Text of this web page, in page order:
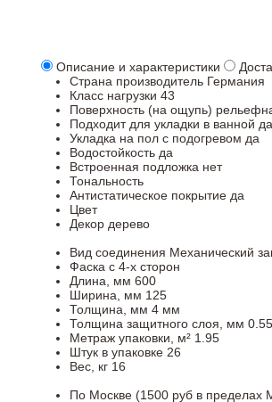
Описание и характеристики
Страна производитель Германия
Класс нагрузки 43
Поверхность (на ощупь)
Подходит для укладки в ванной да
Укладка на пол c подогревом да
Водостойкость да
Встроенная подложка нет
Тональность
Антистатическое покрытие да
Цвет
Декор дерево
Вид соединения Механический
Фаска с 4-х сторон
Длина, мм 600
Ширина, мм 125
Толщина, мм 4 мм
Толщина защитного слоя, мм
Метраж упаковки, м² 1.95
Штук в упаковке 26
Вес, кг 16
По Москве (1500 руб в